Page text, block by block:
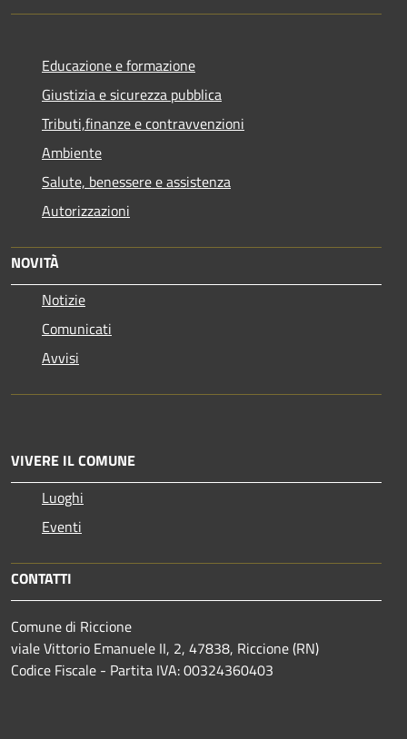
Educazione e formazione
Giustizia e sicurezza pubblica
Tributi,finanze e contravvenzioni
Ambiente
Salute, benessere e assistenza
Autorizzazioni
NOVITÀ
Notizie
Comunicati
Avvisi
VIVERE IL COMUNE
Luoghi
Eventi
CONTATTI
Comune di Riccione
viale Vittorio Emanuele II, 2, 47838, Riccione (RN)
Codice Fiscale - Partita IVA: 00324360403